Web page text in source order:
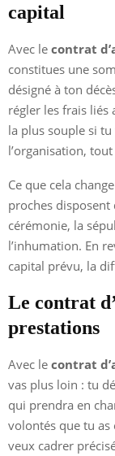
capital
Avec le contrat
constitues une
désigné à ton
régler les frais liés
la plus souple si
l’organisation,
Ce que cela
proches disposent
cérémonie, la
l’inhumation. En
capital prévu, la
Le contrat
prestations
Avec le contrat
vas plus loin : tu
qui prendra en
volontés que tu as
veux cadrer